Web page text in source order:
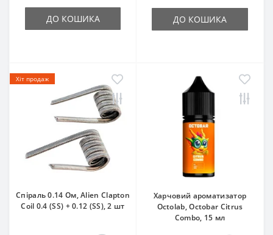
ДО КОШИКА ДО КОШИКА
Хіт продаж
Спіраль 0.14 Oм, Alien Clapton
Coil 0.4 (SS) + 0.12 (SS), 2 шт
Харчовий ароматизатор
Octolab, Octobar Citrus
Combo, 15 мл